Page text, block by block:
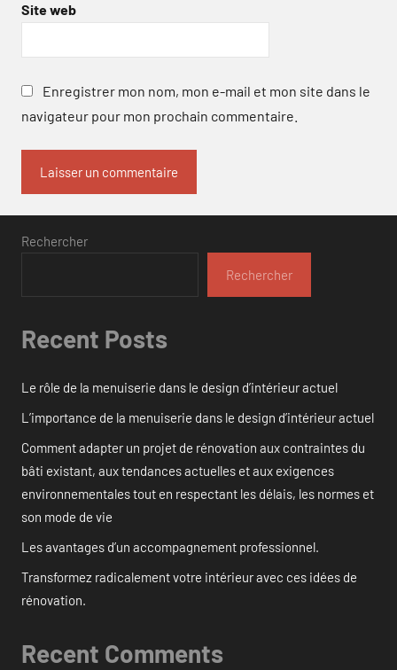
Site web
Enregistrer mon nom, mon e-mail et mon site dans le
navigateur pour mon prochain commentaire.
Rechercher
Rechercher
Recent Posts
Le rôle de la menuiserie dans le design d’intérieur actuel
L’importance de la menuiserie dans le design d’intérieur actuel
Comment adapter un projet de rénovation aux contraintes du
bâti existant, aux tendances actuelles et aux exigences
environnementales tout en respectant les délais, les normes et
son mode de vie
Les avantages d’un accompagnement professionnel.
Transformez radicalement votre intérieur avec ces idées de
rénovation.
Recent Comments